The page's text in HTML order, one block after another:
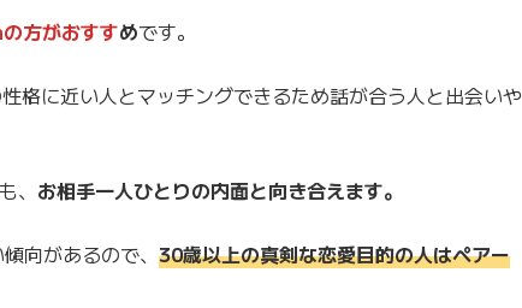
方がおすすめです。
格に近い人とマッチングできるため話が合う人と出会いや
、 お相手一人ひとりの内面と向き合えます。
向があるので、30歳以上の真剣な恋愛目的の人はペアー